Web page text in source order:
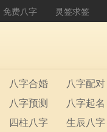
免费八字 灵签求签
八字合婚
八字配对
八字预测
八字起名
四柱八字
生辰八字